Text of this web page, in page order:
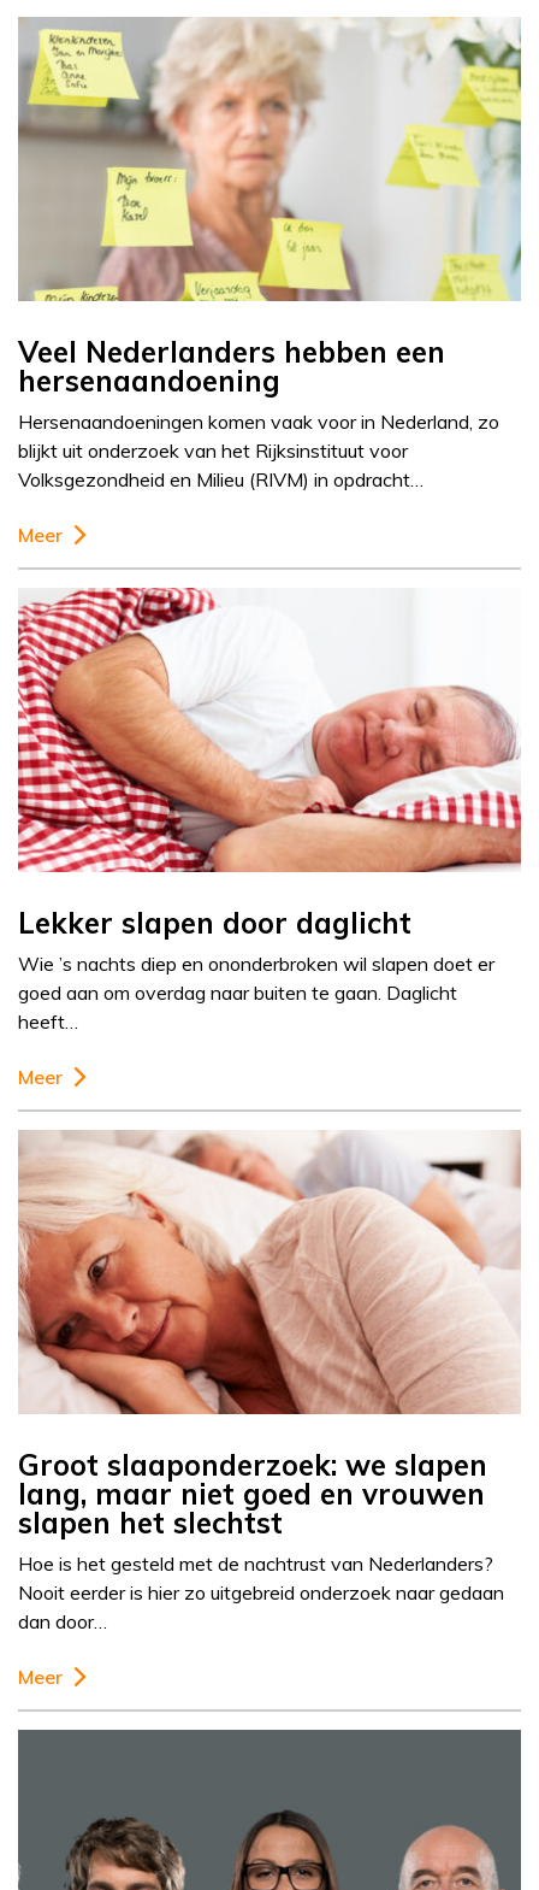
Veel Nederlanders hebben een
hersenaandoening
Hersenaandoeningen komen vaak voor in Nederland, zo
blijkt uit onderzoek van het Rijksinstituut voor
Volksgezondheid en Milieu (RIVM) in opdracht…
Meer
Lekker slapen door daglicht
Wie ’s nachts diep en ononderbroken wil slapen doet er
goed aan om overdag naar buiten te gaan. Daglicht
heeft…
Meer
Groot slaaponderzoek: we slapen
lang, maar niet goed en vrouwen
slapen het slechtst
Hoe is het gesteld met de nachtrust van Nederlanders?
Nooit eerder is hier zo uitgebreid onderzoek naar gedaan
dan door…
Meer